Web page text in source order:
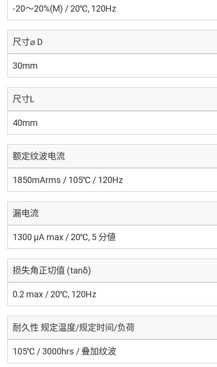
-20～20%(M) / 20℃, 120Hz
尺寸⌀ D
30mm
尺寸L
40mm
额定纹波电流
1850mArms / 105℃ / 120Hz
漏电流
1300 μA max / 20℃, 5 分値
损失角正切值 (tanδ)
0.2 max / 20℃, 120Hz
耐久性 规定温度/规定时间/负荷
105℃ / 3000hrs / 叠加纹波